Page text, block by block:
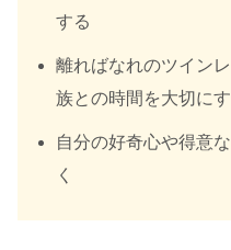
する
離ればなれのツイン
族との時間を大切に
自分の好奇心や得意
く